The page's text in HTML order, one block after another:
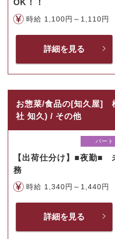
OK！！
時給 1,100円～1,110円
詳細を見る
お惣菜/食品の[知久屋]
社 知久) / その他
パート
【出荷仕分け】■夜勤■
務
時給 1,340円～1,440円
詳細を見る